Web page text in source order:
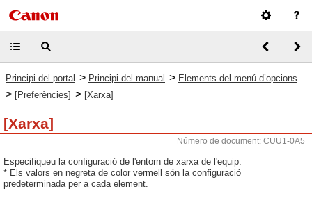
Principi del portal > Principi del manual > Elements del menú d’opcions
> [Preferències] > [Xarxa]
[Xarxa]
Número de document: CUU1-0A5
Especifiqueu la configuració de l'entorn de xarxa de l'equip.
* Els valors en negreta de color vermell són la configuració
predeterminada per a cada element.